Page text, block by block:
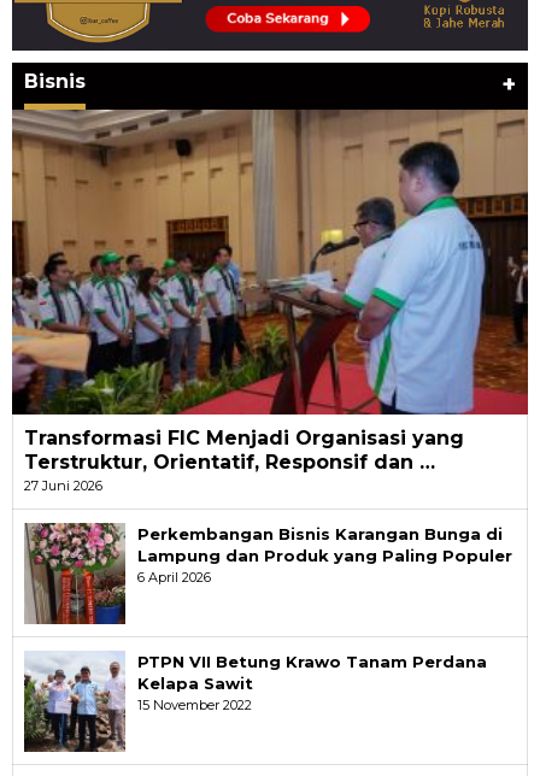
Bisnis +
Transformasi FIC Menjadi Organisasi yang
Terstruktur, Orientatif, Responsif dan …
27 Juni 2026
Perkembangan Bisnis Karangan Bunga di
Lampung dan Produk yang Paling Populer
6 April 2026
PTPN VII Betung Krawo Tanam Perdana
Kelapa Sawit
15 November 2022